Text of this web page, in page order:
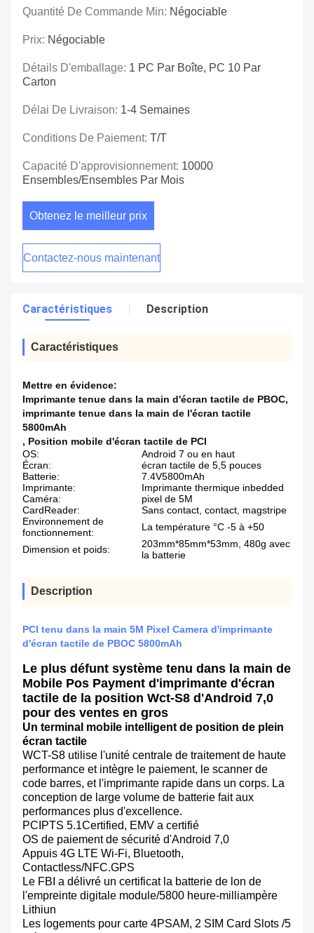
Quantité De Commande Min: Négociable
Prix: Négociable
Détails D'emballage: 1 PC Par Boîte, PC 10 Par
Carton
Délai De Livraison: 1-4 Semaines
Conditions De Paiement: T/T
Capacité D'approvisionnement: 10000
Ensembles/ensembles Par Mois
Obtenez le meilleur prix
Contactez-nous maintenant
Caractéristiques Description
Caractéristiques
Mettre en évidence:
Imprimante tenue dans la main d'écran tactile de PBOC,
imprimante tenue dans la main de l'écran tactile
5800mAh
, Position mobile d'écran tactile de PCI
OS:
Android 7 ou en haut
Écran:
écran tactile de 5,5 pouces
Batterie:
7.4V5800mAh
Imprimante:
Imprimante thermique inbedded
Caméra:
pixel de 5M
CardReader:
Sans contact, contact, magstripe
Environnement de
fonctionnement:
La température °C -5 à +50
Dimension et poids:
203mm*85mm*53mm, 480g avec
la batterie
Description
PCI tenu dans la main 5M Pixel Camera d'imprimante
d'écran tactile de PBOC 5800mAh
Le plus défunt système tenu dans la main de
Mobile Pos Payment d'imprimante d'écran
tactile de la position Wct-S8 d'Android 7,0
pour des ventes en gros
Un terminal mobile intelligent de position de plein
écran tactile
WCT-S8 utilise l'unité centrale de traitement de haute
performance et intègre le paiement, le scanner de
code barres, et l'imprimante rapide dans un corps. La
conception de large volume de batterie fait aux
performances plus d'excellence.
PCIPTS 5.1Certified, EMV a certifié
OS de paiement de sécurité d'Android 7,0
Appuis 4G LTE Wi-Fi, Bluetooth,
Contactless/NFC.GPS
Le FBI a délivré un certificat la batterie de lon de
l'empreinte digitale module/5800 heure-milliampère
Lithiun
Les logements pour carte 4PSAM, 2 SIM Card Slots /5